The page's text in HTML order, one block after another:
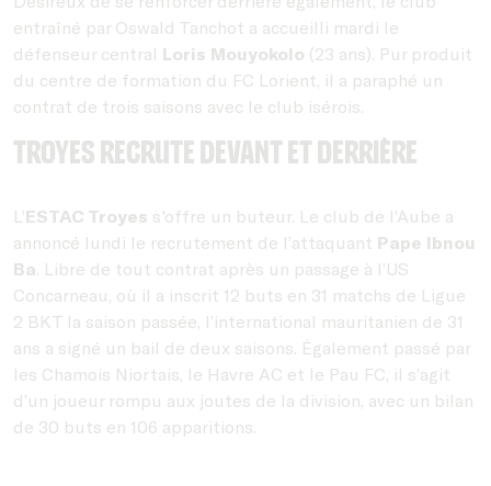
entraîné par Oswald Tanchot a accueilli mardi le
défenseur central Loris Mouyokolo (23 ans). Pur produit
du centre de formation du FC Lorient, il a paraphé un
contrat de trois saisons avec le club isérois.
Troyes recrute devant et derrière
L’ESTAC Troyes s'offre un buteur. Le club de l’Aube a
annoncé lundi le recrutement de l’attaquant Pape Ibnou
Ba. Libre de tout contrat après un passage à l’US
Concarneau, où il a inscrit 12 buts en 31 matchs de Ligue
2 BKT la saison passée, l’international mauritanien de 31
ans a signé un bail de deux saisons. Également passé par
les Chamois Niortais, le Havre AC et le Pau FC, il s’agit
d’un joueur rompu aux joutes de la division, avec un bilan
de 30 buts en 106 apparitions.